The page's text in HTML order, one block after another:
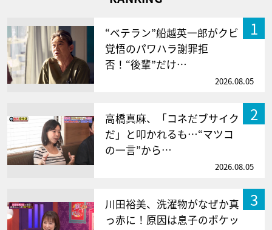
1
“ベテラン”船越英一郎がクビ
覚悟のパワハラ謝罪拒
否！“後輩”だけ…
2026.08.05
2
高橋真麻、「コネだブサイク
だ」と叩かれるも…“マツコ
の一言”から…
2026.08.05
3
川田裕美、洗濯物がなぜか真
っ赤に！原因は息子のポケッ